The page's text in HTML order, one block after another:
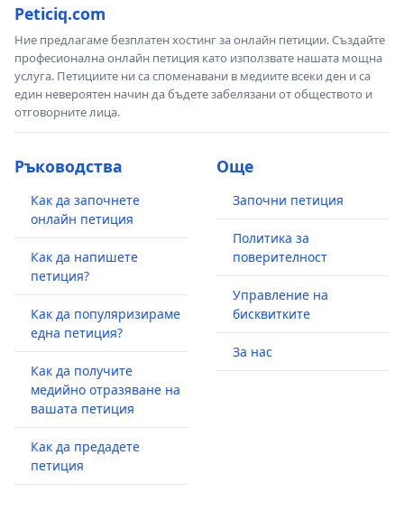
Peticiq.com
Ние предлагаме безплатен хостинг за онлайн петиции. Създайте
професионална онлайн петиция като използвате нашата мощна
услуга. Петициите ни са споменавани в медиите всеки ден и са
един невероятен начин да бъдете забелязани от обществото и
отговорните лица.
Ръководства
Как да започнете
онлайн петиция
Как да напишете
петиция?
Как да популяризираме
една петиция?
Как да получите
медийно отразяване на
вашата петиция
Как да предадете
петиция
Още
Започни петиция
Политика за
поверителност
Управление на
бисквитките
За нас